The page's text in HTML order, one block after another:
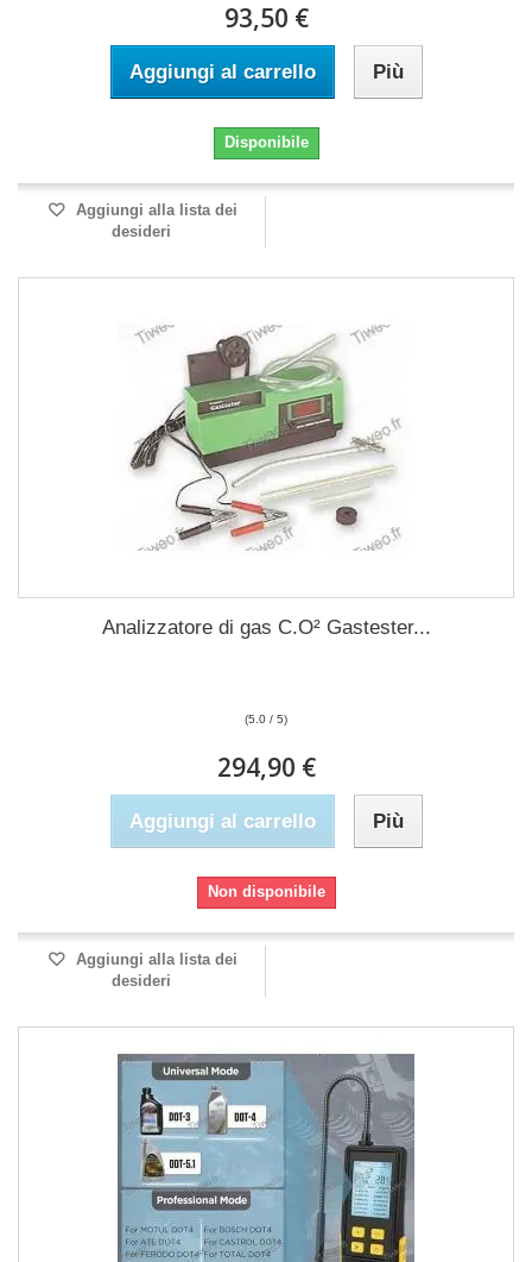
93,50 €
Aggiungi al carrello Più
Disponibile
Aggiungi alla lista dei
desideri
Analizzatore di gas C.O² Gastester...
(5.0 / 5)
294,90 €
Aggiungi al carrello Più
Non disponibile
Aggiungi alla lista dei
desideri